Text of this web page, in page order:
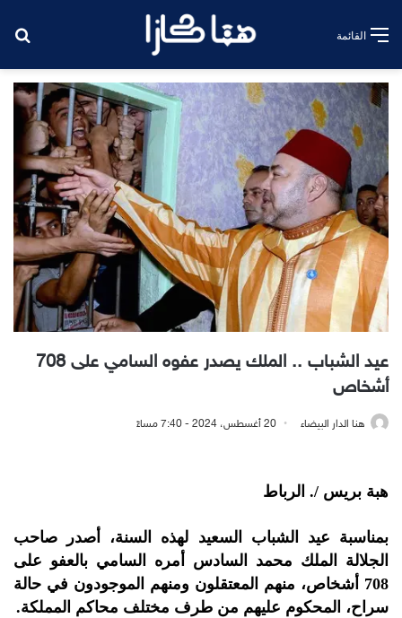
القائمة
عيد الشباب .. الملك يصدر عفوه السامي على 708
أشخاص
هنا الدار البيضاء 20 أغسطس، 2024 - 7:40 مساءً
هبة بريس /. الرباط
بمناسبة عيد الشباب السعيد لهذه السنة، أصدر صاحب
الجلالة الملك محمد السادس أمره السامي بالعفو على
708 أشخاص، منهم المعتقلون ومنهم الموجودون في حالة
سراح، المحكوم عليهم من طرف مختلف محاكم المملكة.